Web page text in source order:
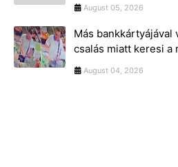
August 05, 2026
Más bankkártyájával
csalás miatt keresi a
August 04, 2026